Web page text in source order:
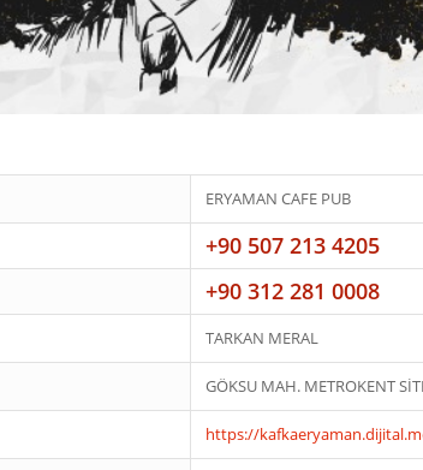
ERYAMAN CAFE PUB
+90 507 213 4205
+90 312 281 0008
TARKAN MERAL
GÖKSU MAH. METROKENT
https://